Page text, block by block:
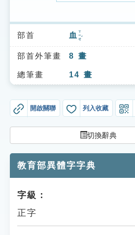
索引選單
知識索引
單字索引
遊戲專區
教學應用
貓頭鷹博士
部首 血 ㄒㄧㄝˇ
部首外筆畫 8 畫
總筆畫 14 畫
開啟關聯 列入收藏
切換辭典
教育部異體字字典
字級：
正字